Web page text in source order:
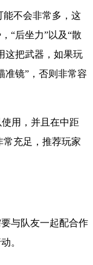
能不会非常多，这
“后坐力”以及“散
这把武器，如果玩
准镜”，否则非常容
用，并且在中距
常充足，推荐玩家
与队友一起配合作
。